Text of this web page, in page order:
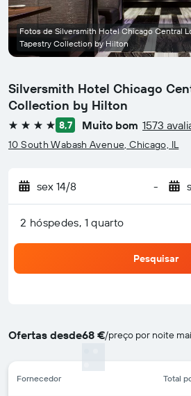
Silversmith Hotel Chicago
Collection by Hilton
4 estrelas 8,7 Muito bom 1573
10 South Wabash Avenue, Chicago, IL
sex 14/8 -
2 hóspedes, 1 quarto
Pesquisar
Ofertas desde68 €/preço por noite
Fornecedor Total
Fotos de Silversmith Hotel Chicago Central
Tapestry Collection by Hilton